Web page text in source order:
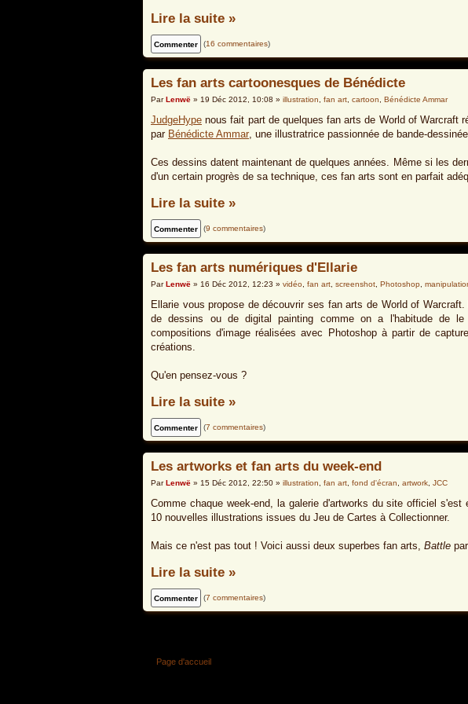
Lire la suite »
(16 commentaires)
Les fan arts cartoonesques de Bénédicte
ParLenwë » 19 Déc 2012, 10:08 » illustration, fan art, cartoon, Bénédicte Ammar
JudgeHype nous fait part de quelques fan arts de World of Warcraft
par Bénédicte Ammar, une illustratrice passionnée de bande-
Ces dessins datent maintenant de quelques années. Même si les
d'un certain progrès de sa technique, ces fan arts sont en parfait
Lire la suite »
(9 commentaires)
Les fan arts numériques d'Ellarie
ParLenwë » 16 Déc 2012, 12:23 » vidéo, fan art, screenshot, Photoshop,
Ellarie vous propose de découvrir ses fan arts de World of
de dessins ou de digital painting comme on a l'habitude de
compositions d'image réalisées avec Photoshop à partir de
créations.
Qu'en pensez-vous ?
Lire la suite »
(7 commentaires)
Les artworks et fan arts du week-end
ParLenwë » 15 Déc 2012, 22:50 » illustration, fan art, fond d'écran, artwork, JCC
Comme chaque week-end, la galerie d'artworks du site officiel s'est
10 nouvelles illustrations issues du Jeu de Cartes à Collectionner.
Mais ce n'est pas tout ! Voici aussi deux superbes fan arts, Battle
Lire la suite »
(7 commentaires)
Page d'accueil